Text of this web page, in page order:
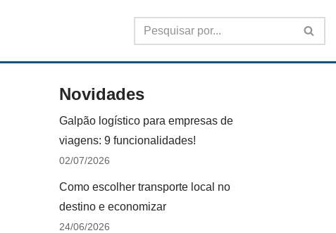
Novidades
Galpão logístico para empresas de
viagens: 9 funcionalidades!
02/07/2026
Como escolher transporte local no
destino e economizar
24/06/2026